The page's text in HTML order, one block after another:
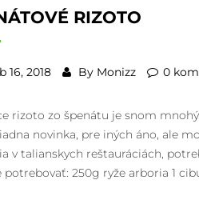
RIZOTO
16, 2018 By Monizz 0
rizoto zo špenátu je snom
novinka, pre iných áno, ale
v talianskych reštauráciách,
potrebovať: 250g ryže arboria 1